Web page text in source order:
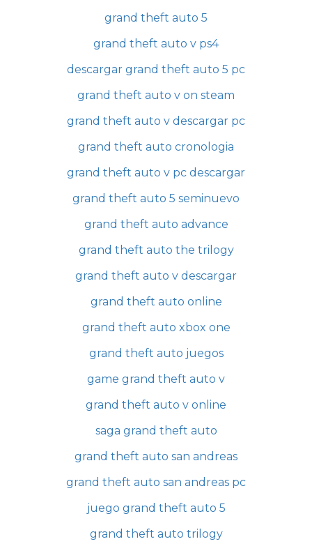
grand theft auto 5
grand theft auto v ps4
descargar grand theft auto 5 pc
grand theft auto v on steam
grand theft auto v descargar pc
grand theft auto cronologia
grand theft auto v pc descargar
grand theft auto 5 seminuevo
grand theft auto advance
grand theft auto the trilogy
grand theft auto v descargar
grand theft auto online
grand theft auto xbox one
grand theft auto juegos
game grand theft auto v
grand theft auto v online
saga grand theft auto
grand theft auto san andreas
grand theft auto san andreas pc
juego grand theft auto 5
grand theft auto trilogy